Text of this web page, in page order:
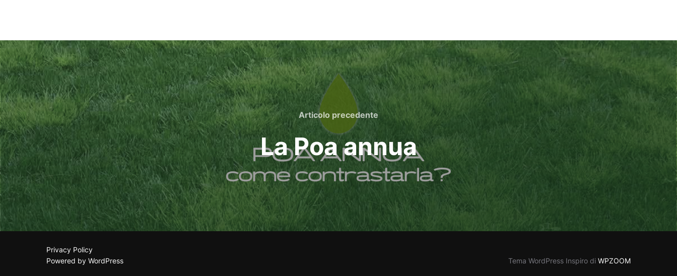
Navigazione
articoli
Articolo
precedente
Articolo precedente
La Poa annua
Privacy Policy
Powered by WordPress
Tema WordPress Inspiro di WPZOOM